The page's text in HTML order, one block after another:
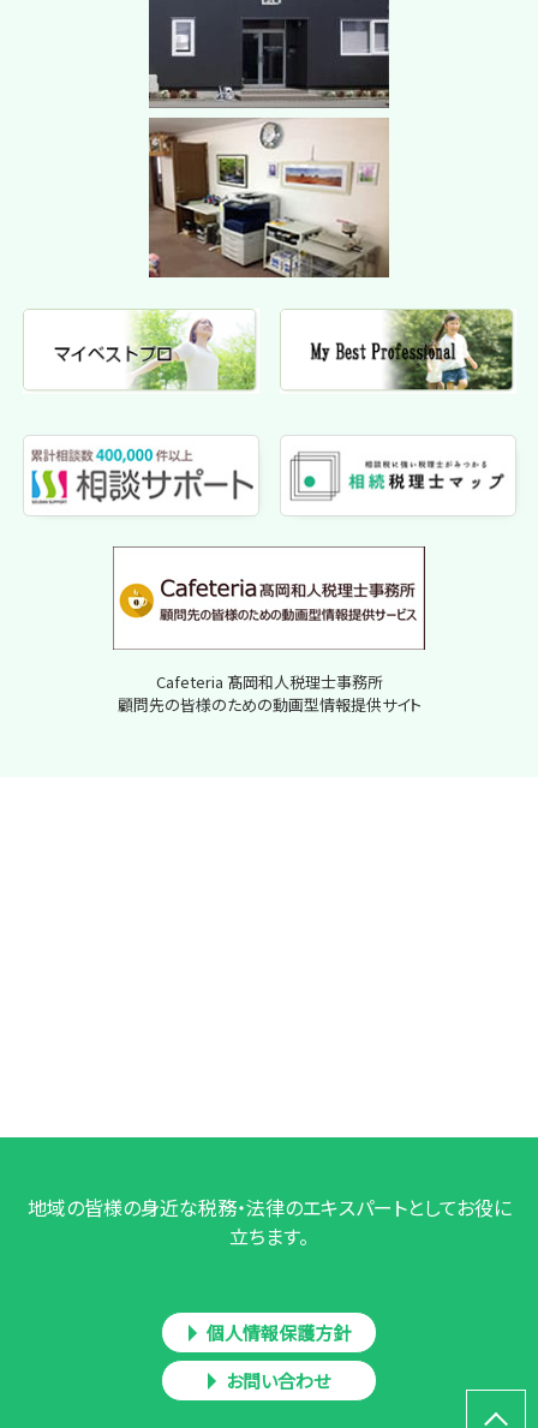
Cafeteria 髙岡和人税理士事務所
顧問先の皆様のための動画型情報提供サイト
地域の皆様の身近な税務・法律のエキスパートとしてお役に
立ちます。
個人情報保護方針
お問い合わせ